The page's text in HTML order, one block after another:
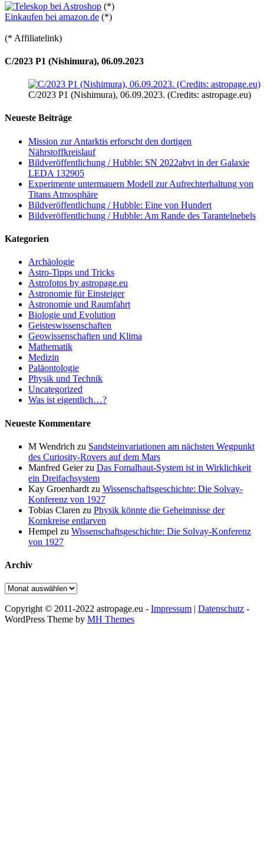
(*)
Einkaufen bei amazon.de (*)
(* Affiliatelink)
C/2023 P1 (Nishimura), 06.09.2023
C/2023 P1 (Nishimura), 06.09.2023. (Credits: astropage.eu)
Neueste Beiträge
Mission zur Antarktis erforscht den dortigen
Nährstoffkreislauf
Bildveröffentlichung / Hubble: SN 2022abvt in der Galaxie
LEDA 132905
Experimente untermauern Modell zur Aufrechterhaltung von
Titans Atmosphäre
Bildveröffentlichung / Hubble: Eine von Hundert
Bildveröffentlichung / Hubble: Am Rande des Tarantelnebels
Kategorien
Archäologie
Astro-Tipps und Tricks
Astrofotos by astropage.eu
Astronomie für Einsteiger
Astronomie und Raumfahrt
Biologie und Evolution
Geisteswissenschaften
Geowissenschaften und Klima
Mathematik
Medizin
Paläontologie
Physik und Technik
Uncategorized
Was ist eigentlich…?
Neueste Kommentare
M Wendrich zu Sandsteinvariationen am nächsten Wegpunkt
des Curiosity-Rovers auf dem Mars
Manfred Geierzu Das Fomalhaut-System ist in Wirklichkeit
ein Dreifachsystem
Kay Groenhardt zu Wissenschaftsgeschichte: Die Solvay-
Konferenz von 1927
Tobias Claren zu Physik könnte die Geheimnisse der
Kornkreise entlarven
Hempel zu Wissenschaftsgeschichte: Die Solvay-Konferenz
von 1927
Archiv
Archiv
Copyright © 2011-2022 astropage.eu - Impressum | Datenschutz -
WordPress Theme by MH Themes